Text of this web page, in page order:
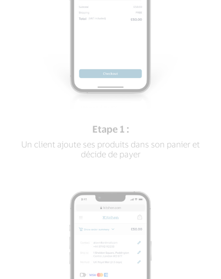
Etape 1 :
Un client ajoute ses produits dans son panier et
décide de payer